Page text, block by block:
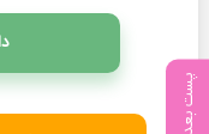
پست بعدی